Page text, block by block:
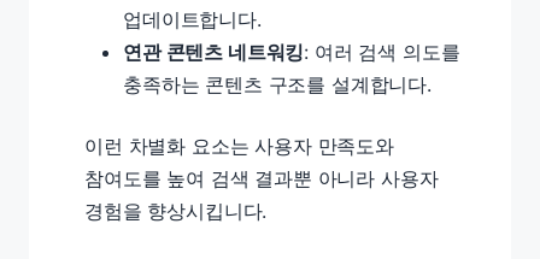
업데이트합니다.
연관 콘텐츠 네트워킹: 여러 검색 의도를
충족하는 콘텐츠 구조를 설계합니다.
이런 차별화 요소는 사용자 만족도와
참여도를 높여 검색 결과뿐 아니라 사용자
경험을 향상시킵니다.